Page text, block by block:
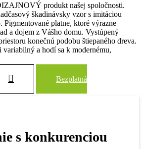
produkt našej spoločnosti.
škadinávsky vzor s imitáciou
Pigmentované platne, ktoré výrazne
a dojem z Vášho domu. Vystúpený
konečnú podobu štiepaného dreva.
a hodí sa k modernému,
Bezplatná
s konkurenciou